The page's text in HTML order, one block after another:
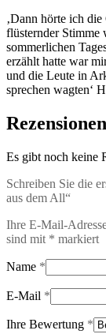
‚Dann hörte ich
flüsternder Stimme
sommerlichen
erzählt hatte war
und die Leute in
sprechen wagten‘
Rezensionen
Es gibt noch keine
Schreiben Sie die
aus dem All“
Ihre E-Mail-
sind mit * markiert
Name *
E-Mail *
Ihre Bewertung *